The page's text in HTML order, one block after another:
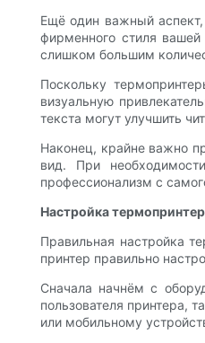
Ещё один важный аспект,
фирменного стиля
слишком большим
Поскольку
визуальную
текста могут улучшить
Наконец, крайне важно
вид. При
профессионализм с
Настройка
Правильная настройка
принтер правильно
Сначала начнём с
пользователя принтера,
или мобильному